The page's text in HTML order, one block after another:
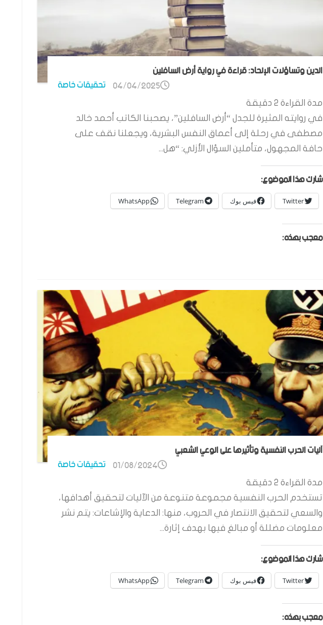
الدين وتساؤلات الإلحاد: قراءة في رواية أرض السافلين
تحقيقات خاصة 04/04/2025
مدة القراءة 2 دقيقة
في روايته المثيرة للجدل “أرض السافلين”، يصحبنا الكاتب أحمد خالد
مصطفى في رحلة إلى أعماق النفس البشرية، ويجعلنا نقف على
حافة المجهول، متأملين السؤال الأزلي: “هل...
شارك هذا الموضوع:
Twitter فيس بوك Telegram
WhatsApp
معجب بهذه:
آليات الحرب النفسية وتأثيرها على الوعي الشعبي
تحقيقات خاصة 01/08/2024
مدة القراءة 2 دقيقة
تستخدم الحرب النفسية مجموعة متنوعة من الآليات لتحقيق أهدافها،
والسعي لتحقيق الانتصار في الحروب، منها: الدعاية والإشاعات: يتم نشر
معلومات مضللة أو مبالغ فيها بهدف إثارة...
شارك هذا الموضوع:
Twitter فيس بوك Telegram
WhatsApp
معجب بهذه: